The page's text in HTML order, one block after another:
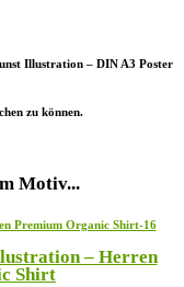
Illustration – DIN A3 Poster
zu können.
Motiv...
– Herren
Shirt